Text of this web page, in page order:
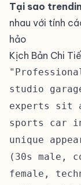
Tại sao
nhau với tính
hảo
Kịch Bản Chi
studio
experts sit
sports car in
unique
(30s male,
female,